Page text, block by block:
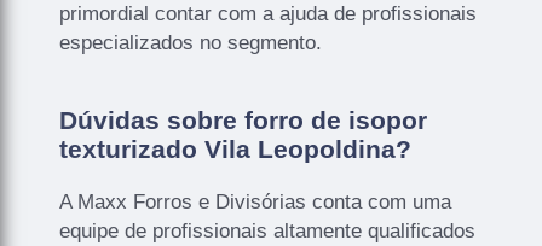
primordial contar com a ajuda de profissionais
especializados no segmento.
Dúvidas sobre forro de isopor
texturizado Vila Leopoldina?
A Maxx Forros e Divisórias conta com uma
equipe de profissionais altamente qualificados